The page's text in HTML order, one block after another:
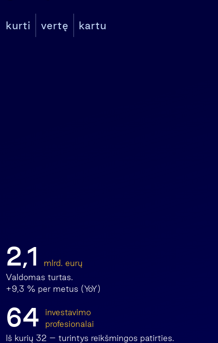
kurti vertę kartu
2,1
mlrd. eurų
Valdomas turtas.
+9,3 % per metus (YoY)
64
investavimo
profesionalai
Iš kurių 32 – turintys reikšmingos patirties.